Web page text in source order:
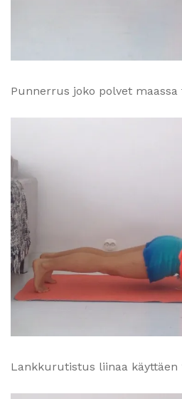
Punnerrus joko polvet maassa
Lankkurutistus liinaa käyttäen